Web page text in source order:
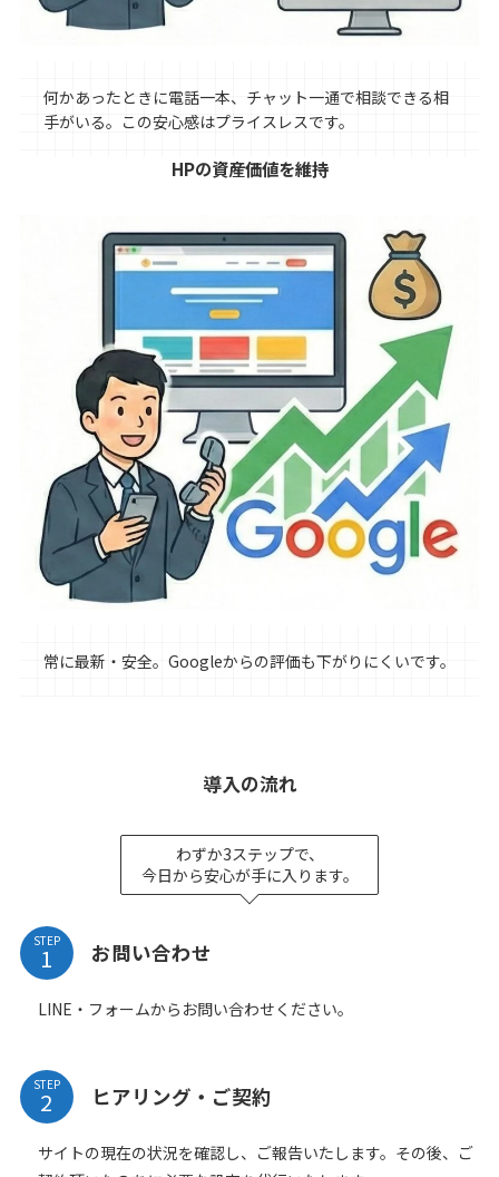
何かあったときに電話一本、チャット一通で相談できる相
手がいる。この安心感はプライスレスです。
HPの資産価値を維持
常に最新・安全。Googleからの評価も下がりにくいです。
導入の流れ
わずか3ステップで、
今日から安心が手に入ります。
STEP お問い合わせ
LINE・フォームからお問い合わせください。
STEP ヒアリング・ご契約
サイトの現在の状況を確認し、ご報告いたします。その後、ご